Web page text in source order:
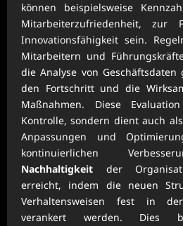
können beispielsweise
Mitarbeiterzufriedenheit, zur
Innovationsfähigkeit sein.
Mitarbeitern und
die Analyse von
den Fortschritt und die
Maßnahmen. Diese
Kontrolle, sondern dient auch
Anpassungen und
kontinuierlichen
Nachhaltigkeit der
erreicht, indem die neuen
Verhaltensweisen fest in
verankert werden. Dies